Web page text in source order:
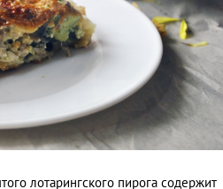
лотарингского пирога содержит